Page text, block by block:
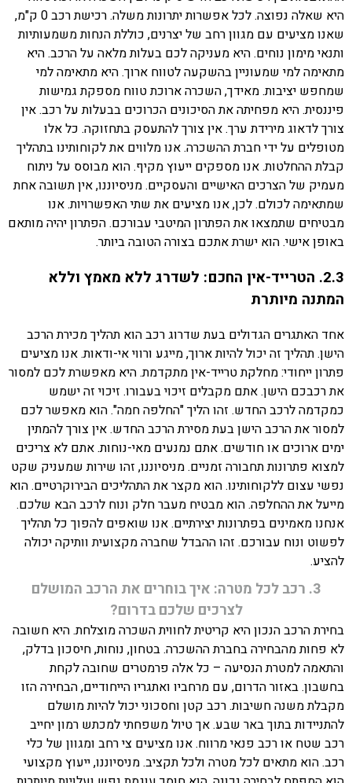
היא שאלה נפוצה. לכל אפשרות יתרונות משלה. רכישת רכב 0 ק"מ,
שאנו מציעים עם מגוון רחב של יצרנים, כוללת הנחות משמעותיות
ותנאי מימון נוחים. היא מעניקה לכם בעלות מלאה על הרכב. היא
מתאימה למי שמעוניין בהשקעה לטווח ארוך. היא מתאימה למי
שמחפש יציבות. מאידך, השכרה ארוכת טווח מספקת גמישות
פיננסית. היא מפחיתה את הסיכונים הכרוכים בבעלות על רכב. אין
צורך לדאוג מירידת ערך. אין צורך להתעסק בתחזוקה. כל אלו
מטופלים על ידי חברת ההשכרה. אנו מלווים את לקוחותינו בתהליך
קבלת ההחלטות. אנו מספקים ייעוץ מקיף. הוא מבוסס על ניתוח
מעמיק של הצרכים האישיים והעסקיים. מניסיוננו, אין תשובה אחת
שמתאימה לכולם. לכן, אנו מציעים את שתי האפשרויות. אנו
מבטיחים שתמצאו את הפתרון המיטבי עבורכם. הפתרון יהיה מותאם
באופן אישי. הוא ישרת אתכם בצורה הטובה ביותר.
2.3. הטרייד-אין החכם: לשדרג ללא מאמץ וללא
המתנה מיותרת
אחד האתגרים הגדולים בעת שדרוג רכב הוא תהליך מכירת הרכב
הישן. תהליך זה יכול להיות ארוך, מייגע ורווי אי-ודאות. אנו מציעים
פתרון ייחודי: מחלקת טרייד-אין מתקדמת. היא מאפשרת לכם למסור
את רכבכם הישן. אתם מקבלים זיכוי בעבורו. זיכוי זה ישמש
כמקדמה לרכב החדש. זהו הליך "החלפה חמה". הוא מאפשר לכם
למסור את הרכב הישן בעת מסירת הרכב החדש. אין צורך להמתין
ימים ארוכים או חודשים. אתם נמנעים מאי-נוחות. אתם לא צריכים
למצוא פתרונות תחבורה זמניים. מניסיוננו, זהו שירות שמעניק שקט
נפשי עצום ללקוחותינו. הוא מקצר את התהליכים הבירוקרטיים. הוא
מייעל את ההחלפה. הוא מבטיח מעבר חלק ונוח לרכב הבא שלכם.
אנחנו מאמינים בפתרונות יצירתיים. אנו שואפים להפוך כל תהליך
לפשוט ונוח עבורכם. זהו ההבדל שחברה מקצועית וותיקה יכולה
להציע.
3. רכב לכל מטרה: איך בוחרים את הרכב המושלם
לצרכים שלכם בדרום?
בחירת הרכב הנכון היא קריטית לחווית השכרה מוצלחת. היא חשובה
לא פחות מהבחירה בחברת ההשכרה. בטחון, נוחות, חיסכון בדלק,
והתאמה למטרת הנסיעה – כל אלה פרמטרים שחובה לקחת
בחשבון. באזור הדרום, עם מרחביו ואתגריו הייחודיים, הבחירה הזו
מקבלת משנה חשיבות. רכב קטן וחסכוני יכול להיות מושלם
להתניידות בתוך באר שבע. אך טיול משפחתי למכתש רמון יחייב
רכב שטח או רכב פנאי מרווח. אנו מציעים צי רחב ומגוון של כלי
רכב. הוא מתאים לכל מטרה ולכל תקציב. מניסיוננו, ייעוץ מקצועי